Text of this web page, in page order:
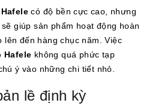
có độ bền cực cao, nhưng
giúp sản phẩm hoạt động hoàn
lên đến hàng chục năm. Việc
Hafele không quá phức tạp
ý vào những chi tiết nhỏ.
lề định kỳ